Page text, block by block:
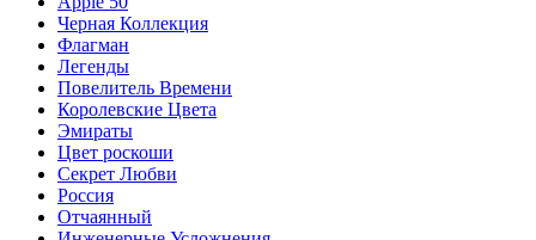
Черная Коллекция
Флагман
Легенды
Повелитель Времени
Королевские Цвета
Эмираты
Цвет роскоши
Секрет Любви
Россия
Отчаянный